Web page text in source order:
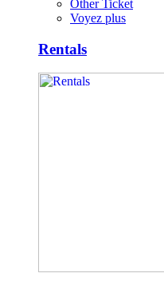
Other Ticket
Voyez plus
Rentals